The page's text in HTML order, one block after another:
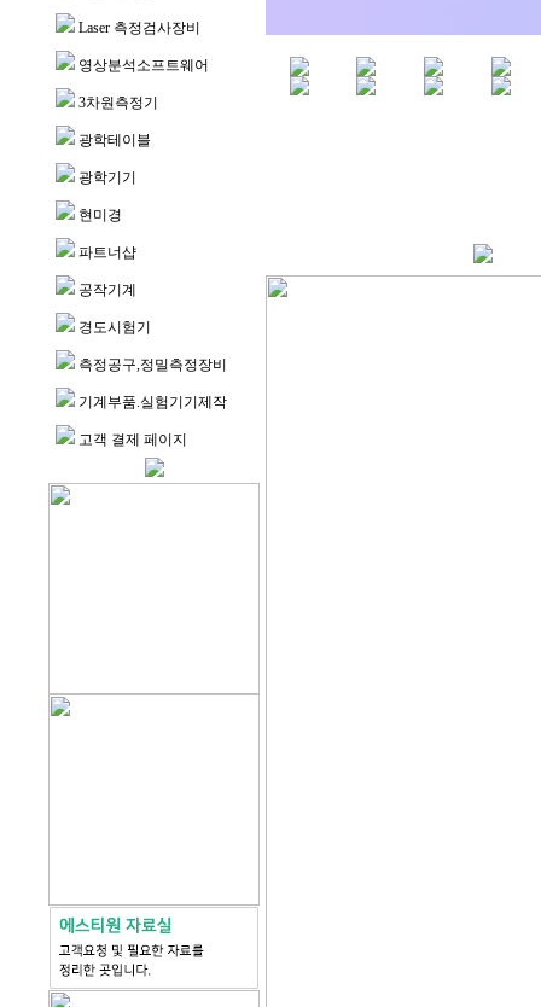
Laser 측정검사장비
영상분석소프트웨어
3차원측정기
광학테이블
광학기기
현미경
파트너샵
공작기계
경도시험기
측정공구,정밀측정장비
기계부품.실험기기제작
고객 결제 페이지